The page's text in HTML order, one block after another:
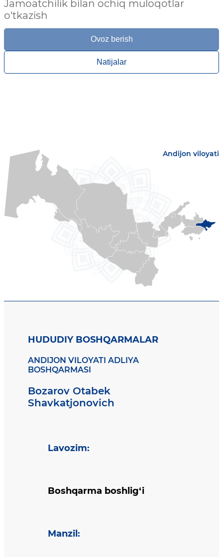
Jamoatchilik bilan ochiq muloqotlar
o‘tkazish
Ovoz berish
Natijalar
Andijon viloyati
HUDUDIY BOSHQARMALAR
ANDIJON VILOYATI ADLIYA
BOSHQARMASI
Bozarov Otabek
Shavkatjonovich
Lavozim:
Boshqarma boshlig‘i
Manzil :